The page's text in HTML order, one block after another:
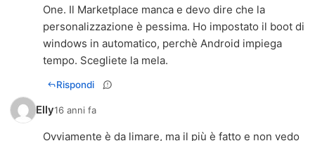
One. Il Marketplace manca e devo dire che la
personalizzazione è pessima. Ho impostato il boot di
windows in automatico, perchè Android impiega
tempo. Scegliete la mela.
Rispondi
Elly16 anni fa
Ovviamente è da limare, ma il più è fatto e non vedo